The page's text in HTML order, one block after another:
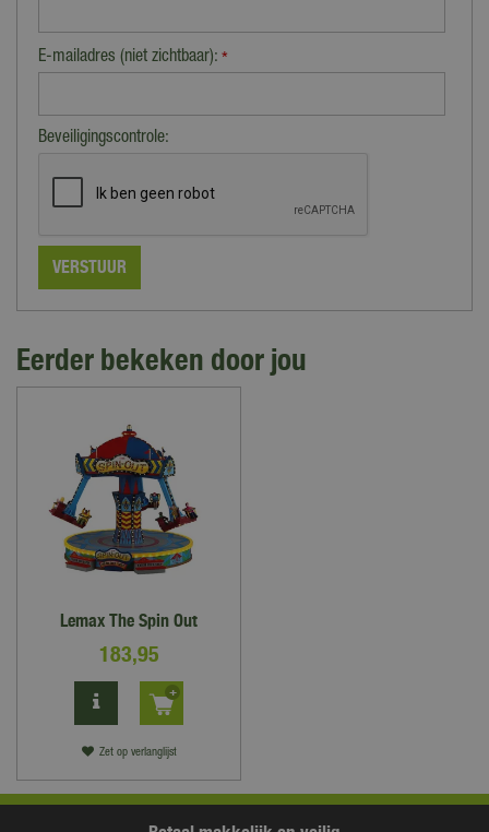
E-mailadres (niet zichtbaar): *
Beveiligingscontrole:
Eerder bekeken door jou
Lemax The Spin Out
183,95
Zet op verlanglijst